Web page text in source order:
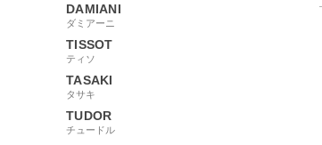
DAMIANI
ダミアーニ
TISSOT
ティソ
TASAKI
タサキ
TUDOR
チュードル